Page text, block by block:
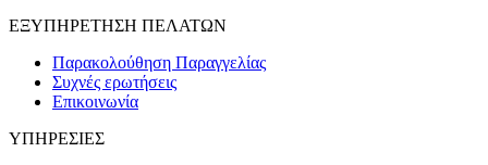
ΕΞΥΠΗΡΕΤΗΣΗ ΠΕΛΑΤΩΝ
Παρακολούθηση Παραγγελίας
Συχνές ερωτήσεις
Επικοινωνία
ΥΠΗΡΕΣΙΕΣ